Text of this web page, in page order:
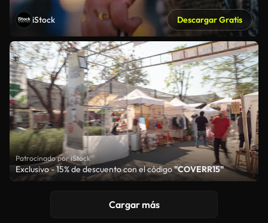
iStock Descargar Gratis
Patrocinado por iStock
Exclusivo - 15% de descuento con el código"COVERR15"
Cargar más